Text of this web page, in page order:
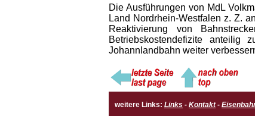
Die Ausführungen von MdL
Land Nordrhein-Westfalen z. Z.
Reaktivierung von
Betriebskostendefizite anteilig
Johannlandbahn weiter
weitere Links: Links - Kontakt-